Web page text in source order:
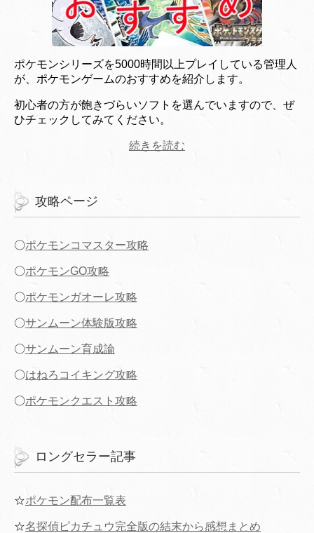
ポケモンシリーズを5000時間以上プレイしている管理人
が、ポケモンゲームのおすすめを紹介します。
初心者の方が飽きづらいソフトを選んでいますので、ぜ
ひチェックしてみてください。
続きを読む
攻略ページ
〇ポケモンコマスター攻略
〇ポケモンGO攻略
〇ポケモンガオーレ攻略
〇サンムーン体験版攻略
〇サンムーン育成論
〇はねろコイキング攻略
〇ポケモンクエスト攻略
ロングセラー記事
☆ポケモン配布一覧表
☆名探偵ピカチュウ完全版の結末から感想まとめ